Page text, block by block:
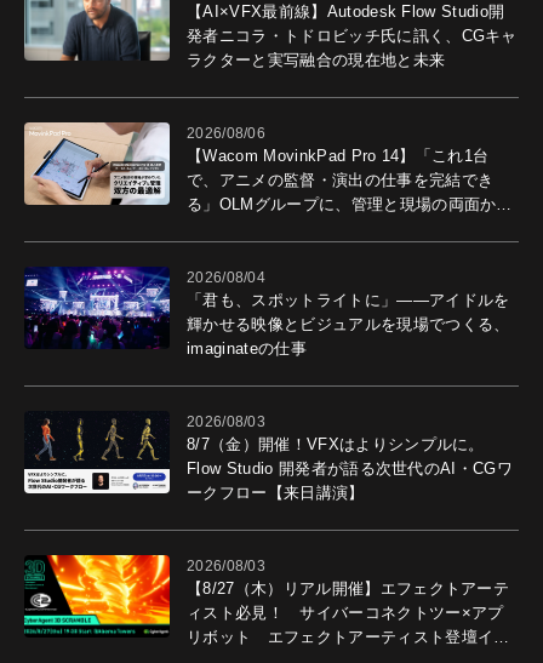
【AI×VFX最前線】Autodesk Flow Studio開
発者ニコラ・トドロビッチ氏に訊く、CGキャ
ラクターと実写融合の現在地と未来
2026/08/06
【Wacom MovinkPad Pro 14】「これ1台
で、アニメの監督・演出の仕事を完結でき
る」OLMグループに、管理と現場の両面から
2026/08/04
「君も、スポットライトに」――アイドルを
輝かせる映像とビジュアルを現場でつくる、
imaginateの仕事
2026/08/03
8/7（金）開催！VFXはよりシンプルに。
Flow Studio 開発者が語る次世代のAI・CGワ
ークフロー【来日講演】
2026/08/03
【8/27（木）リアル開催】エフェクトアーテ
ィスト必見！ サイバーコネクトツー×アプ
リボット エフェクトアーティスト登壇イベ